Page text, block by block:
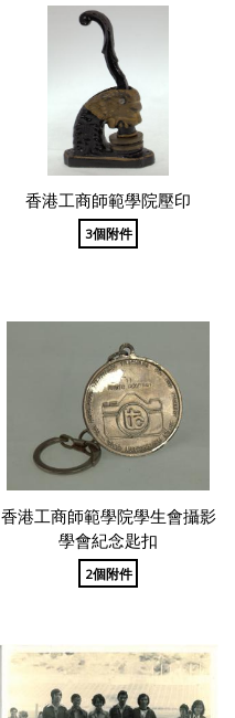
香港工商師範學院壓印
3個附件
香港工商師範學院學生會攝影
學會紀念匙扣
2個附件